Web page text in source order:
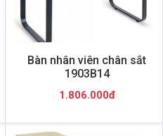
Bàn nhân viên chân sắt
1903B14
1.806.000đ